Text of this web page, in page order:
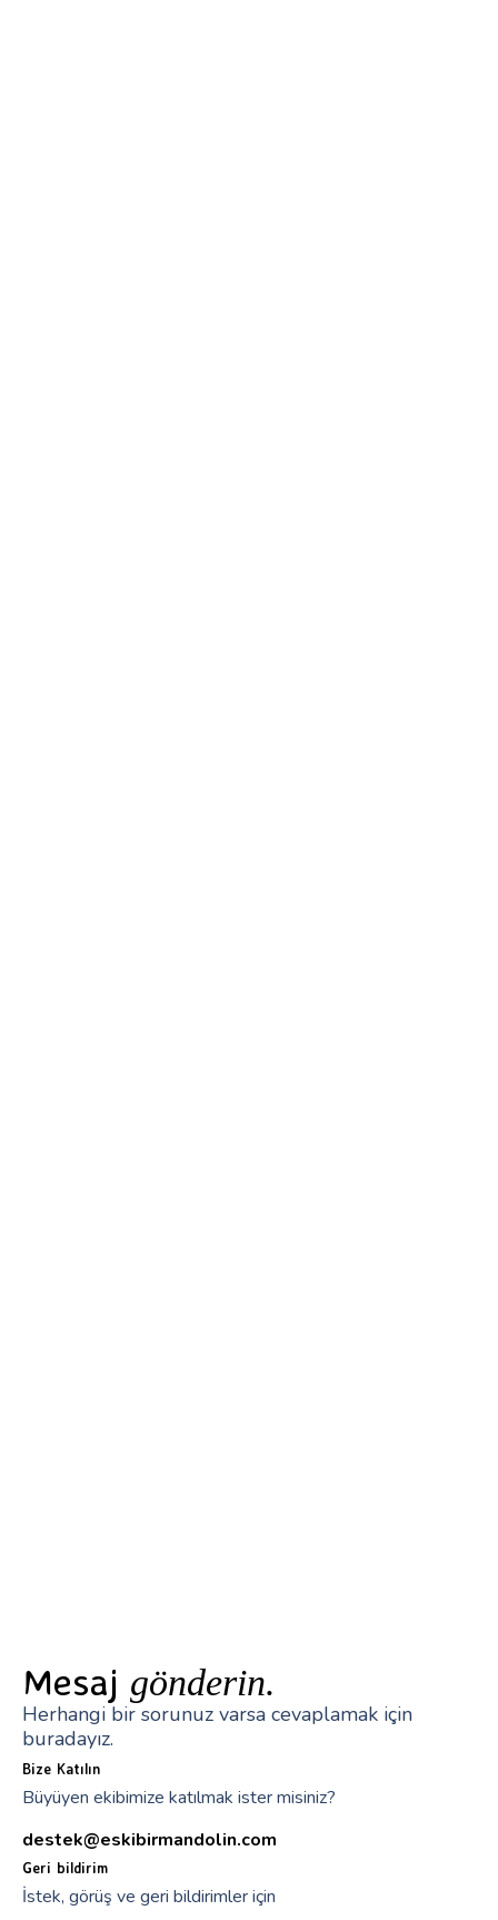
Mesaj gönderin.
Herhangi bir sorunuz varsa cevaplamak için
buradayız.
Bize Katılın
Büyüyen ekibimize katılmak ister misiniz?
destek@eskibirmandolin.com
Geri bildirim
İstek, görüş ve geri bildirimler için